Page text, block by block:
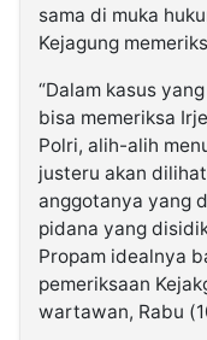
sama di muka
Kejagung
“Dalam kasus
bisa memeriksa
Polri, alih-alih
justeru akan
anggotanya yang
pidana yang
Propam idealnya
pemeriksaan
wartawan, Rabu